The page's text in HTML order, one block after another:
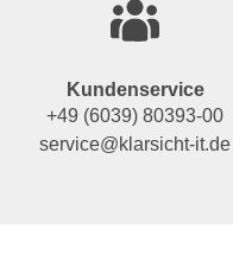
Kundenservice
+49 (6039) 80393-00
service@klarsicht-it.de